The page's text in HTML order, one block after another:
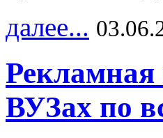
далее...
ВУЗах по